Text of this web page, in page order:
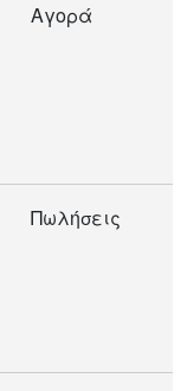
Αγορά
Πωλήσεις